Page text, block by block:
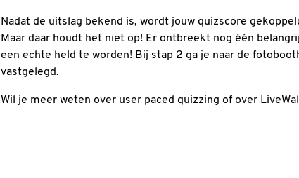
Nadat de uitslag bekend is, wordt jouw quizscore
Maar daar houdt het niet op! Er ontbreekt nog één
een echte held te worden! Bij stap 2 ga je naar de
vastgelegd.
Wil je meer weten over user paced quizzing of over